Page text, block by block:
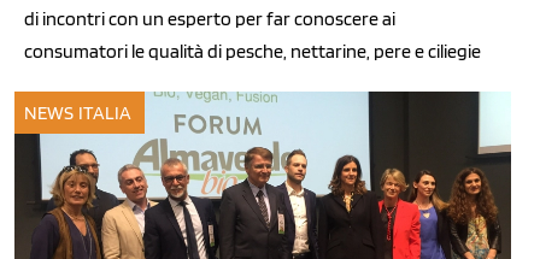
di incontri con un esperto per far conoscere ai
consumatori le qualità di pesche, nettarine, pere e ciliegie
NEWS ITALIA